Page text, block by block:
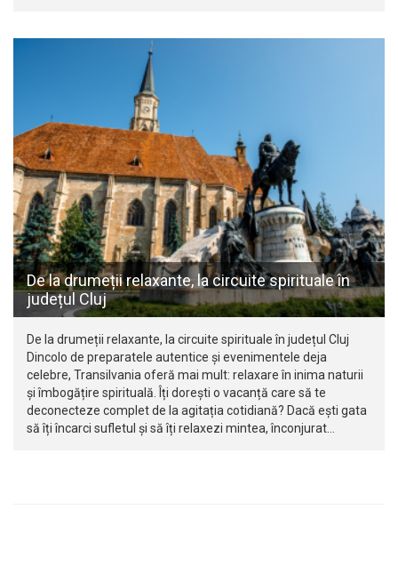
De la drumeții relaxante, la circuite spirituale în
județul Cluj
De la drumeții relaxante, la circuite spirituale în județul Cluj
Dincolo de preparatele autentice și evenimentele deja
celebre, Transilvania oferă mai mult: relaxare în inima naturii
și îmbogățire spirituală. Îți dorești o vacanță care să te
deconecteze complet de la agitația cotidiană? Dacă ești gata
să îți încarci sufletul și să îți relaxezi mintea, înconjurat…